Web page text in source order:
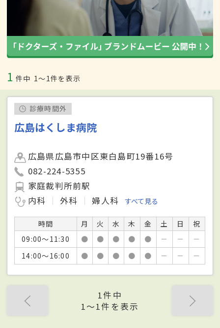
1 件中 1〜1件を表示
診療時間外
広島はくしま病院
広島県広島市中区東白島町19番16号
082-224-5355
家庭裁判所前駅
内科
外科 婦人科 すべて見る
時間 月 火 水 木 金 土 日
祝
09:00～11:30
● ● ● ● ● － －
－
14:00～16:00
● ● ● ● ● － － －
1件中
1〜1件を表示